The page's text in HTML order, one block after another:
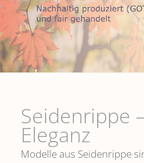
Seidenrippe­
Eleganz
Modelle aus Seidenrippe